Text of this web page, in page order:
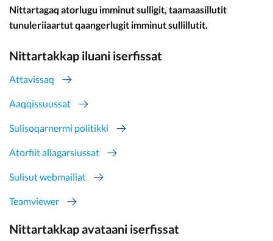
Nittartagaq atorlugu imminut sulligit, taamaasillutit
tunuleriiaartut qaangerlugit imminut sullillutit.
Nittartakkap iluani iserfissat
Attavissaq
Aaqqissuussat
Sulisoqarnermi politikki
Atorfiit allagarsiussat
Sulisut webmailiat
Teamviewer
Nittartakkap avataani iserfissat